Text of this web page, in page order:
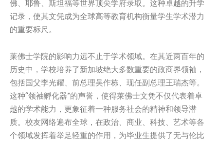
佛、耶鲁、斯坦福等世界顶尖学府录取。这种卓越的升学
记录，使其文凭成为全球高等教育机构衡量学生学术潜力
的重要标尺。
莱佛士学院的影响力远不止于学术领域。在其近两百年的
历史中，学校培养了新加坡绝大多数重要的政商界领袖，
包括国父李光耀、前总理吴作栋、现任副总理王瑞杰等。
这种“领袖孵化器”的声誉，使得莱佛士文凭不仅代表着卓
越的学术能力，更象征着一种服务社会的精神和领导潜
质。校友网络遍布全球，在政治、商业、科技、艺术等各
个领域发挥着举足轻重的作用，为毕业生提供了无与伦比